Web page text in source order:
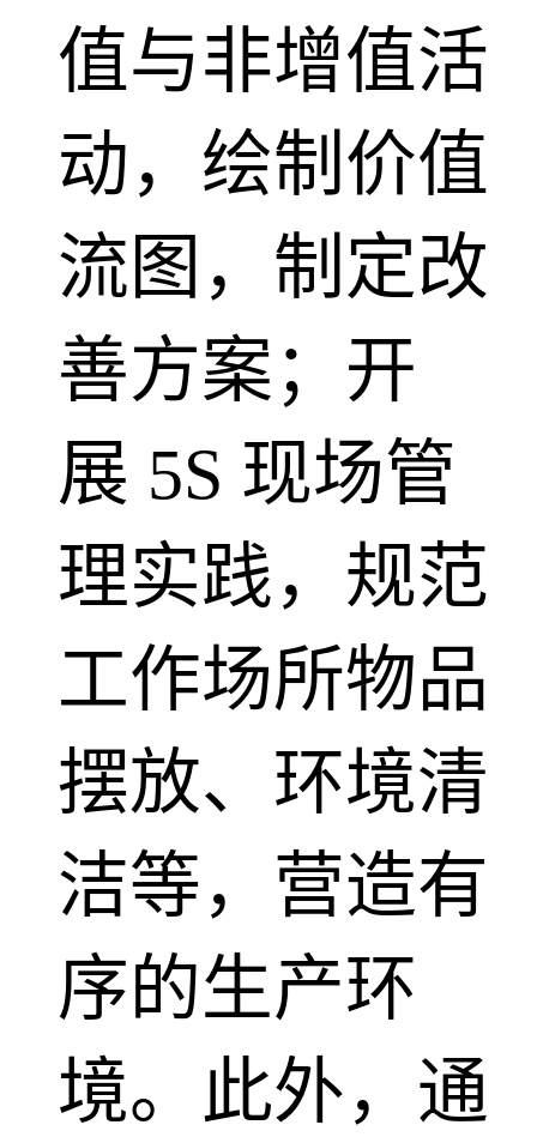
值与非增值活
动，绘制价值
流图，制定改
善方案；开
展 5S 现场管
理实践，规范
工作场所物品
摆放、环境清
洁等，营造有
序的生产环
境。此外，通